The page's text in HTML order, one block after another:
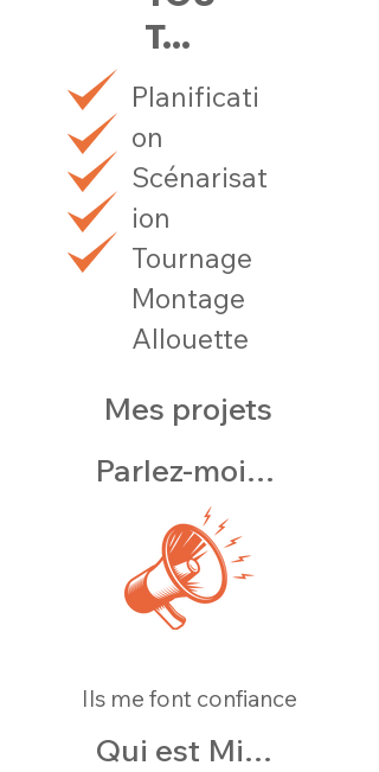
T...
Planificati
on
Scénarisat
ion
Tournage
Montage
Allouette
Mes projets
Parlez-moi de votre projet
Ils me font confiance
Qui est Michel?